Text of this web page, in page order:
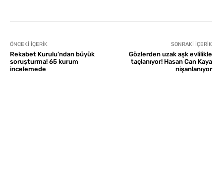
ÖNCEKI İÇERIK
Rekabet Kurulu’ndan büyük
soruşturma! 65 kurum
incelemede
SONRAKI İÇERIK
Gözlerden uzak aşk evlilikle
taçlanıyor! Hasan Can Kaya
nişanlanıyor